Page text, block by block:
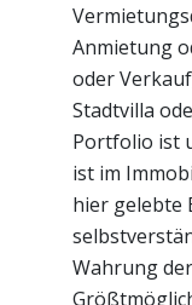
Anmietung
oder
Stadtvilla
Portfolio ist
ist im
hier gelebte
Wahrung